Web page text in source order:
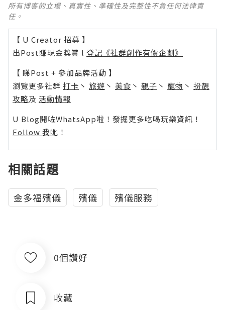
所有博客的立場、真實性、準確性及完整性不負任何法律責
任。
【 U Creator 招募 】
出Post賺現金獎賞 l 登記《社群創作有價企劃》
【 睇Post + 參加品牌活動 】
瀏覽更多社群 打卡 丶 旅遊 丶 美食 丶 親子 丶 寵物 丶 扮靚
攻略及 活動情報
U Blog開咗WhatsApp啦！發掘更多吃喝玩樂資訊！
Follow 我哋 ！
相關話題
金多福殯儀 殯儀 殯儀服務
0個讚好
收藏